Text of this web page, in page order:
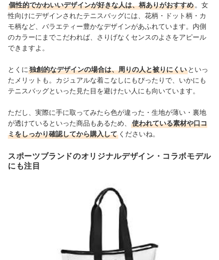
個性的でかわいいデザインが好きな人は、柄ありがおすすめ 。女
性向けにデザインされたテニスバッグには、花柄・ドット柄・カ
モ柄など、バラエティー豊かなデザインがあふれています。内側
のカラーにまでこだわれば、さりげなくセンスのよさをアピール
できますよ。
とくに 独創的なデザインの場合は、周りの人と被りにくい といっ
たメリットも。カジュアルな着こなしにもぴったりで、いかにも
テニスバッグといった見た目を避けたい人にも向いています。
ただし、実際に手に取ってみたら色が違った・生地が薄い・裏地
が透けているといった商品もあるため、
使われている素材や口コ
ミをしっかり確認してから購入して くださいね。
スポーツブランドのオリジナルデザイン・コラボモデル
にも注目